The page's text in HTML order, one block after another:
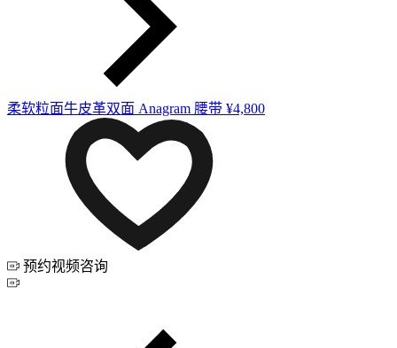
柔软粒面牛皮革双面 Anagram 腰带 ¥4,800
预约视频咨询